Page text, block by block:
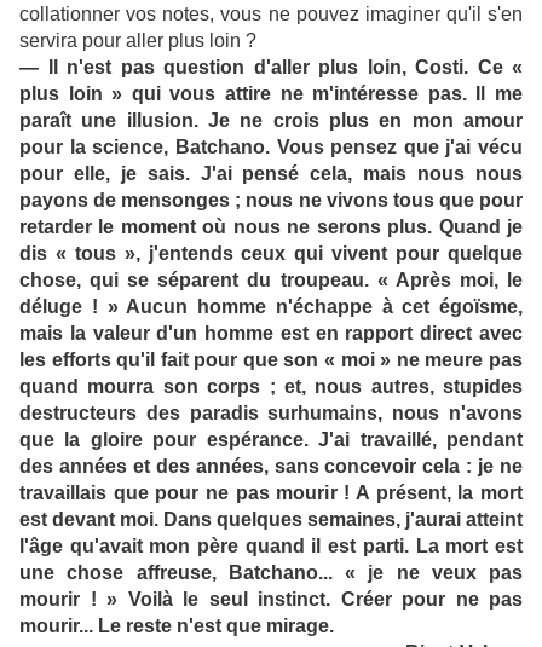
collationner vos notes, vous ne pouvez imaginer qu'il s'en
servira pour aller plus loin ?
— Il n'est pas question d'aller plus loin, Costi. Ce «
plus loin » qui vous attire ne m'intéresse pas. Il me
paraît une illusion. Je ne crois plus en mon amour
pour la science, Batchano. Vous pensez que j'ai vécu
pour elle, je sais. J'ai pensé cela, mais nous nous
payons de mensonges ; nous ne vivons tous que pour
retarder le moment où nous ne serons plus. Quand je
dis « tous », j'entends ceux qui vivent pour quelque
chose, qui se séparent du troupeau. « Après moi, le
déluge ! » Aucun homme n'échappe à cet égoïsme,
mais la valeur d'un homme est en rapport direct avec
les efforts qu'il fait pour que son « moi » ne meure pas
quand mourra son corps ; et, nous autres, stupides
destructeurs des paradis surhumains, nous n'avons
que la gloire pour espérance. J'ai travaillé, pendant
des années et des années, sans concevoir cela : je ne
travaillais que pour ne pas mourir ! A présent, la mort
est devant moi. Dans quelques semaines, j'aurai atteint
l'âge qu'avait mon père quand il est parti. La mort est
une chose affreuse, Batchano... « je ne veux pas
mourir ! » Voilà le seul instinct. Créer pour ne pas
mourir... Le reste n'est que mirage.